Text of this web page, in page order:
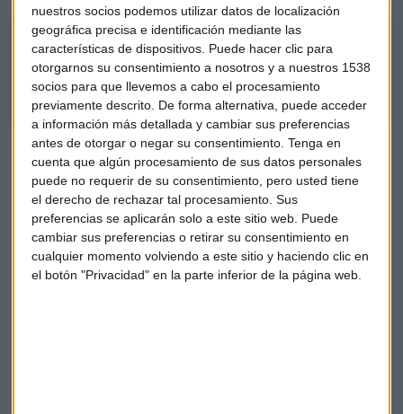
nuestros socios podemos utilizar datos de localización
geográfica precisa e identificación mediante las
características de dispositivos. Puede hacer clic para
otorgarnos su consentimiento a nosotros y a nuestros 1538
socios para que llevemos a cabo el procesamiento
previamente descrito. De forma alternativa, puede acceder
a información más detallada y cambiar sus preferencias
antes de otorgar o negar su consentimiento. Tenga en
cuenta que algún procesamiento de sus datos personales
puede no requerir de su consentimiento, pero usted tiene
el derecho de rechazar tal procesamiento. Sus
preferencias se aplicarán solo a este sitio web. Puede
cambiar sus preferencias o retirar su consentimiento en
cualquier momento volviendo a este sitio y haciendo clic en
el botón "Privacidad" en la parte inferior de la página web.
Carlos Torres sobre Garanti
El presidente de BBVA explica la cuota de Garanti en Turquía
Turquía, clave para BBVA
Con una cuota de mercado entre los bancos privados del
20% en préstamos en liras turcas y del 19% en depósitos,
Garanti BBVA es el principal banco privado Turquía
mayor por capitalización bursátil. A septiembre de 2021,
tiene 21.651 empleados, 5.535 cajeros automáticos y 1.007
oficinas.